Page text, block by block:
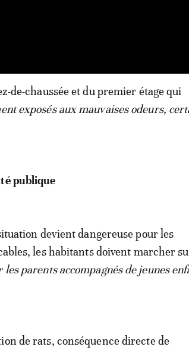
de-chaussée et du premier étage qui
exposés aux mauvaises odeurs,
publique
devient dangereuse pour les
les habitants doivent marcher
parents accompagnés de jeunes
de rats, conséquence directe de